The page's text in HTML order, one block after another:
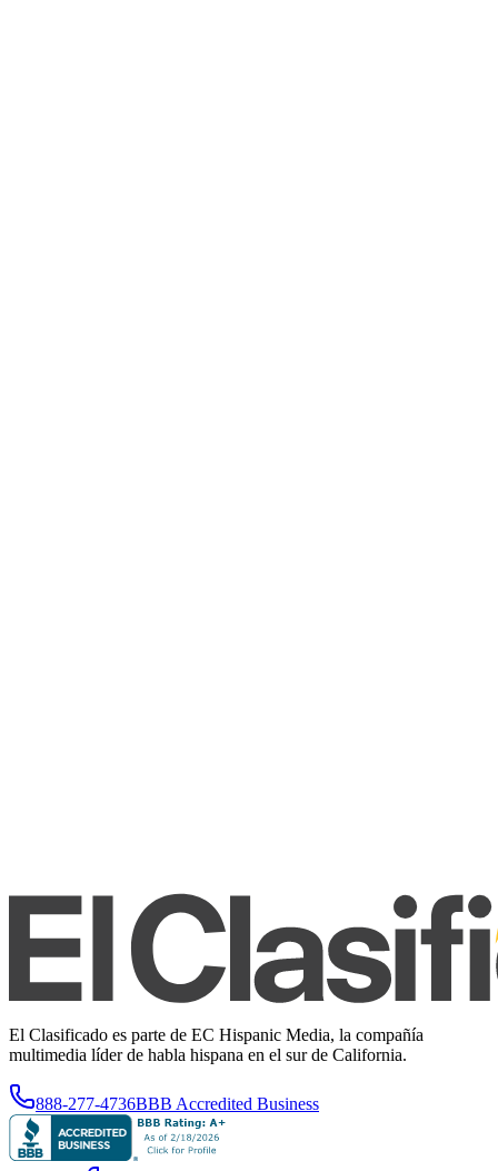
El Clasificado es parte de EC Hispanic Media, la compañía
multimedia líder de habla hispana en el sur de California.
888-277-4736BBB Accredited Business